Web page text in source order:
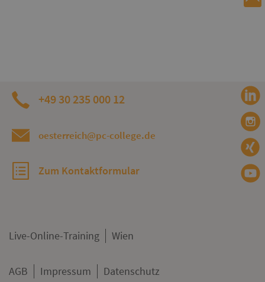
+49 30 235 000 12
oesterreich@pc-college.de
Zum Kontaktformular
Live-Online-Training Wien
AGB Impressum Datenschutz